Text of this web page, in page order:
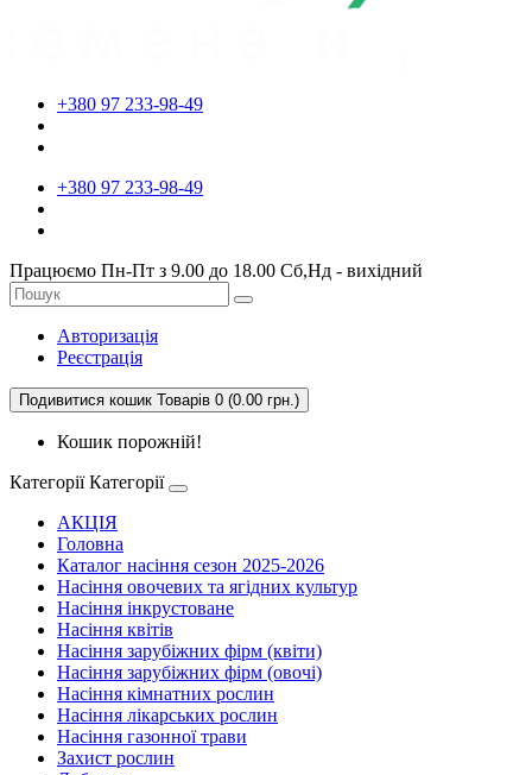
+380 97 233-98-49
+380 97 233-98-49
Працюємо Пн-Пт з 9.00 до 18.00 Сб,Нд - вихідний
Авторизація
Реєстрація
Подивитися кошик Товарів 0 (0.00 грн.)
Кошик порожній!
Категорії Категорії
АКЦІЯ
Головна
Каталог насіння сезон 2025-2026
Насіння овочевих та ягідних культур
Насіння інкрустоване
Насіння квітів
Насіння зарубіжних фірм (квіти)
Насіння зарубіжних фірм (овочі)
Насіння кімнатних рослин
Насіння лікарських рослин
Насіння газонної трави
Захист рослин